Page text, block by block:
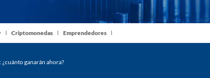
Criptomonedas Emprendedores
ganarán ahora?